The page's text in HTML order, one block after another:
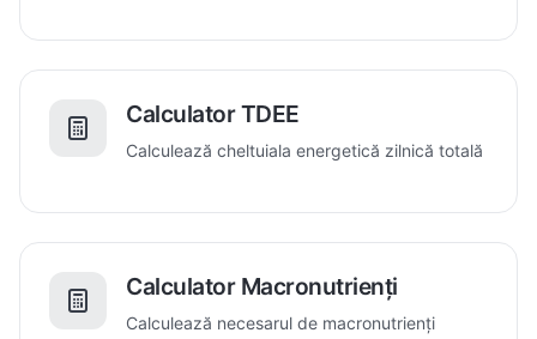
Calculator TDEE
Calculează cheltuiala energetică zilnică totală
Calculator Macronutrienți
Calculează necesarul de macronutrienți